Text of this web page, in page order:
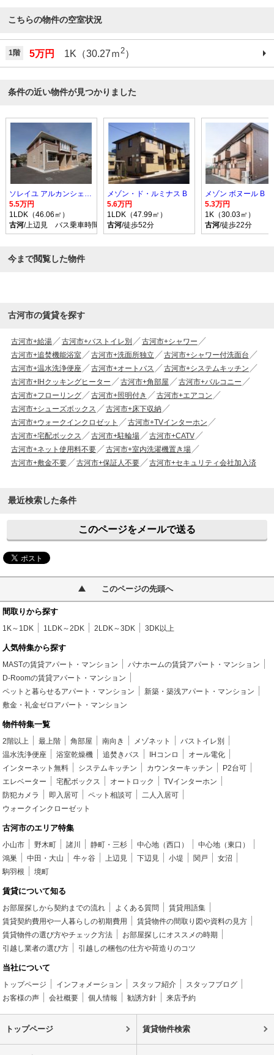
こちらの物件の空室状況
1階 5万円 1K（30.27ｍ 2）
条件の近い物件が見つかりました
ソレイユ アルカンシェル Ｂ
5.5万円
1LDK（46.06㎡）
古河/上辺見 バス乗車時間10分 停歩9分
メゾン・ド・ルミナス B
5.6万円
1LDK（47.99㎡）
古河/徒歩52分
メゾン ボヌール B
5.3万円
1K（30.03㎡）
古河/徒歩22分
今まで閲覧した物件
古河市の賃貸を探す
古河市+給湯 古河市+バストイレ別
古河市+シャワー
古河市+追焚機能浴室
古河市+洗面所独立
古河市+シャワー付洗面台
古河市+温水洗浄便座
古河市+オートバス
古河市+システムキッチン
古河市+IHクッキングヒーター
古河市+角部屋
古河市+バルコニー
古河市+フローリング
古河市+照明付き
古河市+エアコン
古河市+シューズボックス
古河市+床下収納
古河市+ウォークインクロゼット
古河市+TVインターホン
古河市+宅配ボックス
古河市+駐輪場
古河市+CATV
古河市+ネット使用料不要
古河市+室内洗濯機置き場
古河市+敷金不要
古河市+保証人不要 古河市+セキュリティ会社加入済
最近検索した条件
このページをメールで送る
このページの先頭へ
間取りから探す
1K～1DK 1LDK～2DK 2LDK～3DK 3DK以上
人気特集から探す
MASTの賃貸アパート・マンション
パナホームの賃貸アパート・マンション
D-Roomの賃貸アパート・マンション
ペットと暮らせるアパート・マンション
新築・築浅アパート・マンション
敷金・礼金ゼロアパート・マンション
物件特集一覧
2階以上 最上階 角部屋 南向き メゾネット
バストイレ別
温水洗浄便座
浴室乾燥機 追焚きバス IHコンロ
オール電化
インターネット無料
システムキッチン カウンターキッチン
P2台可
エレベーター
宅配ボックス オートロック
TVインターホン
防犯カメラ
即入居可 ペット相談可
二人入居可
ウォークインクローゼット
古河市のエリア特集
小山市 野木町 諸川 静町・三杉 中心地（西口）
中心地（東口）
鴻巣
中田・大山 牛ヶ谷 上辺見 下辺見 小堤 関戸
女沼
駒羽根
境町
賃貸について知る
お部屋探しから契約までの流れ よくある質問
賃貸用語集
賃貸契約費用や一人暮らしの初期費用
賃貸物件の間取り図や資料の見方
賃貸物件の選び方やチェック方法
お部屋探しにオススメの時期
引越し業者の選び方
引越しの梱包の仕方や荷造りのコツ
当社について
トップページ インフォメーション スタッフ紹介
スタッフブログ
お客様の声
会社概要 個人情報 勧誘方針 来店予約
トップページ 賃貸物件検索